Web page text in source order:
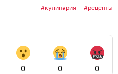
кулинария рецепты
0 0 0